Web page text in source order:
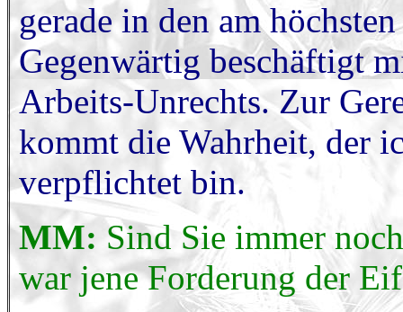
gerade in den am
Gegenwärtig beschäftigt
Arbeits-Unrechts. Zur
kommt die Wahrheit, der
verpflichtet bin.
MM: Sind Sie immer
war jene Forderung der